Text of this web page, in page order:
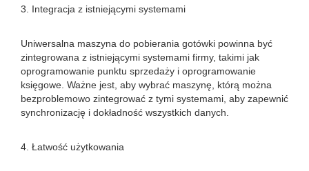
3. Integracja z istniejącymi systemami
Uniwersalna maszyna do pobierania gotówki powinna być
zintegrowana z istniejącymi systemami firmy, takimi jak
oprogramowanie punktu sprzedaży i oprogramowanie
księgowe. Ważne jest, aby wybrać maszynę, którą można
bezproblemowo zintegrować z tymi systemami, aby zapewnić
synchronizację i dokładność wszystkich danych.
4. Łatwość użytkowania